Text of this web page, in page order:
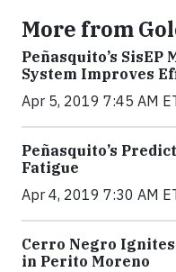
More from
Peñasquito’s
System Improves
Apr 5, 2019 7:45 AM
Peñasquito’s
Fatigue
Apr 4, 2019 7:30 AM
Cerro Negro
in Perito Moreno